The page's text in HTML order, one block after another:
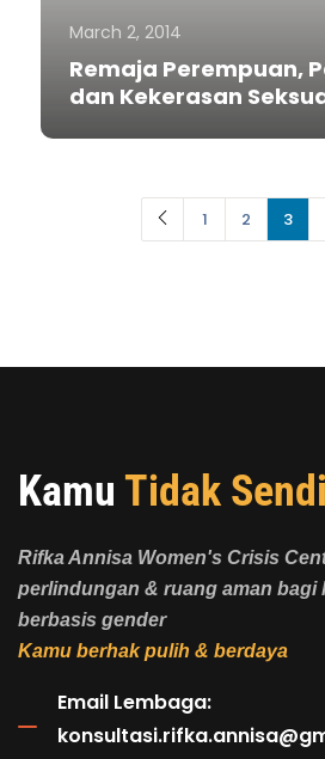
March 2, 2014
Remaja Perempuan,
dan Kekerasan
1 2 3
Kamu Tidak
Rifka Annisa Women's Crisis
perlindungan & ruang aman bagi
berbasis gender
Kamu berhak pulih & berdaya
Email Lembaga: